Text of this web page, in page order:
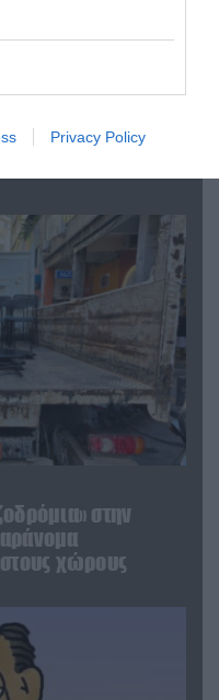
Privacy Policy
τον
ΣΚΑΪ – Ο λόγος της
στην
χώρους